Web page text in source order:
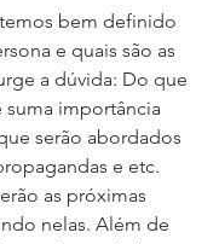
e quais são as
a dúvida: Do que
suma importância
serão abordados
e etc.
as próximas
nelas. Além de